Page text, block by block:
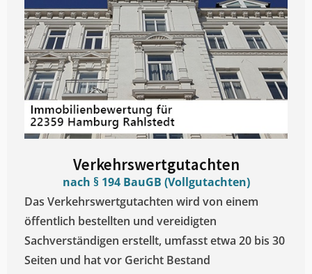
Verkehrswertgutachten
nach § 194 BauGB (Vollgutachten)
Das Verkehrswertgutachten wird von einem
öffentlich bestellten und vereidigten
Sachverständigen erstellt, umfasst etwa 20 bis 30
Seiten und hat vor Gericht Bestand